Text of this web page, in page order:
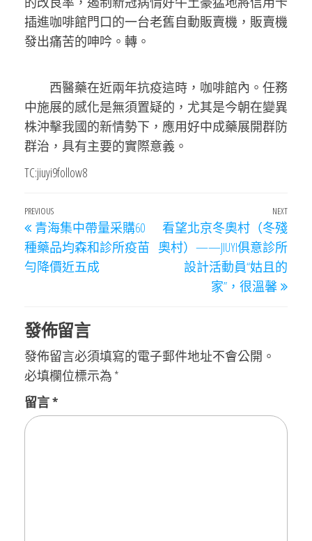
插進咖啡館門口的一台老舊自動販賣機，販賣機
發出痛苦的呻吟。轉。
西醫藥在近兩年抗疫這時，咖啡館內。任務
中施展的感化是無須置疑的，尤其是今朝在變異
株沖擊我國的新情勢下，應用好中成藥展開群防
群治，具有主要的實際意義。
TC:jiuyi9follow8
文
章
導
Previous
Post
PREVIOUS
青海集中帶量采購60
種藥品均森和診所疫苗
勻降價近五成
Next
Post
NEXT
看望北京冬奧村（冬殘
奧村）——JIUYI俱意診所
設計活動員“姑且的
家”，很溫馨
發佈留言
發佈留言必須填寫的電子郵件地址不會公開。
必填欄位標示為 *
留言*